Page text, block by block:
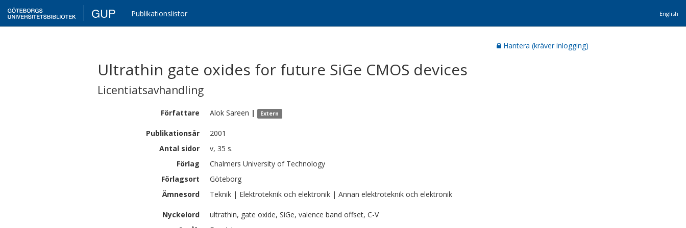
GUP Publikationslistor English
Hantera (kräver inlogging)
Ultrathin gate oxides for future SiGe CMOS devices
Licentiatsavhandling
Författare Alok Sareen | Extern
Publikationsår
2001
Antal sidor
v, 35 s.
Förlag
Chalmers University of Technology
Förlagsort
Göteborg
Ämnesord
Teknik | Elektroteknik och elektronik | Annan elektroteknik och elektronik
Nyckelord
ultrathin, gate oxide, SiGe, valence band offset, C-V